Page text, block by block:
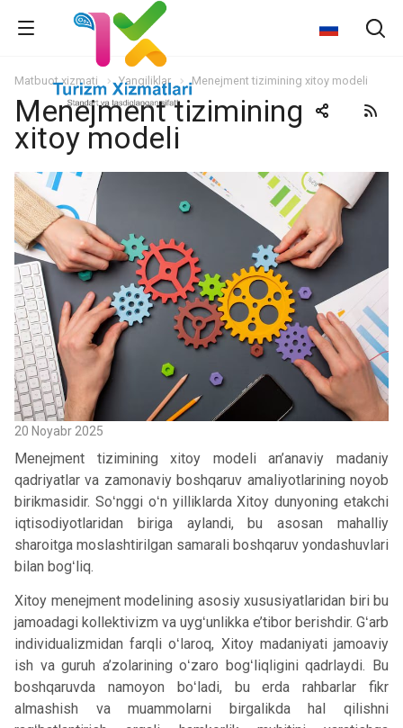
Matbuot xizmati Yangiliklar Menejment tizimining xitoy modeli
Menejment tizimining
xitoy modeli
20 Noyabr 2025
Menejment tizimining xitoy modeli an’anaviy madaniy
qadriyatlar va zamonaviy boshqaruv amaliyotlarining noyob
birikmasidir. Soʻnggi oʻn yilliklarda Xitoy dunyoning etakchi
iqtisodiyotlaridan biriga aylandi, bu asosan mahalliy
sharoitga moslashtirilgan samarali boshqaruv yondashuvlari
bilan bogʻliq.
Xitoy menejment modelining asosiy xususiyatlaridan biri bu
jamoadagi kollektivizm va uygʻunlikka e’tibor berishdir. Gʻarb
individualizmidan farqli oʻlaroq, Xitoy madaniyati jamoaviy
ish va guruh a’zolarining oʻzaro bogʻliqligini qadrlaydi. Bu
boshqaruvda namoyon boʻladi, bu erda rahbarlar fikr
almashish va muammolarni birgalikda hal qilishni